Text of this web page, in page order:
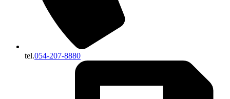
tel.054-207-8880